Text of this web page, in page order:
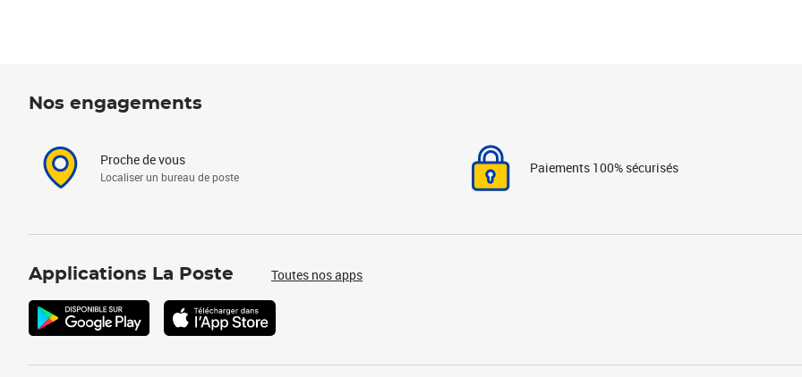
Nos engagements
Proche de vous
Localiser un bureau de poste
Paiements 100% sécurisés
Applications La Poste Toutes nos apps